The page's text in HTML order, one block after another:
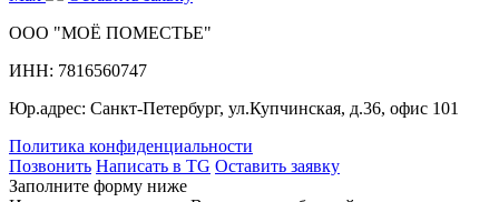
ООО "МОЁ ПОМЕСТЬЕ"
ИНН: 7816560747
Юр.адрес: Санкт-Петербург, ул.Купчинская, д.36, офис 101
Политика конфиденциальности
Позвонить Написать в TG Оставить заявку
Заполните форму ниже